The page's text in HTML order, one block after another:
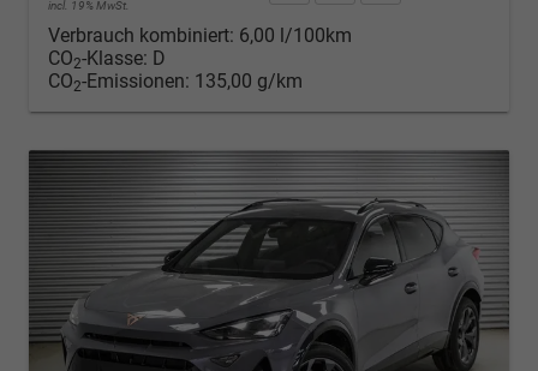
incl. 19% MwSt.
Verbrauch kombiniert: 6,00 l/100km
CO2-Klasse: D
CO2-Emissionen: 135,00 g/km